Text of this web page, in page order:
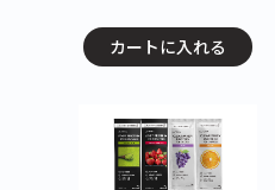
カートに入れる